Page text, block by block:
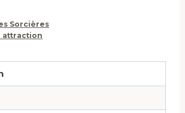
Sorcières
attraction